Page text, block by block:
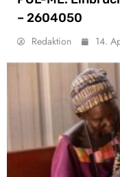
– 2604050
Redaktion 14.